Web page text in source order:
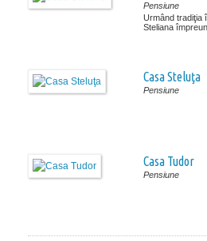
Pensiune
Urmând tradiţia
Steliana
Casa Steluţa
Pensiune
Casa Tudor
Pensiune